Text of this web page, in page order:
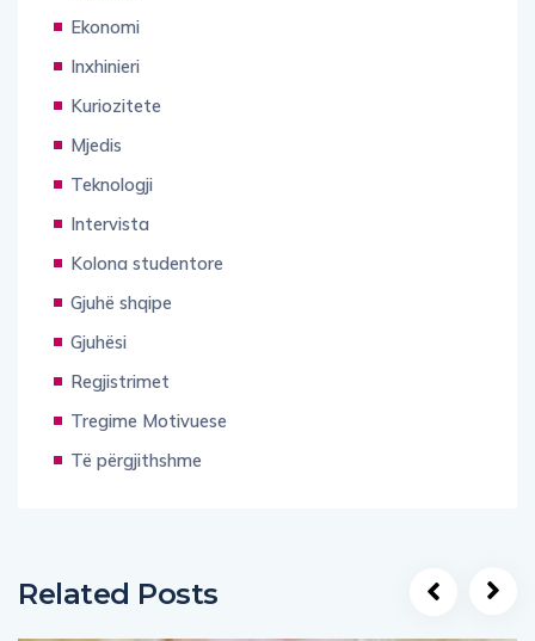
Ekonomi
Inxhinieri
Kuriozitete
Mjedis
Teknologji
Intervista
Kolona studentore
Gjuhë shqipe
Gjuhësi
Regjistrimet
Tregime Motivuese
Të përgjithshme
Related Posts